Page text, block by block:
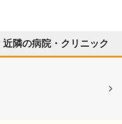
近隣の病院・クリニック